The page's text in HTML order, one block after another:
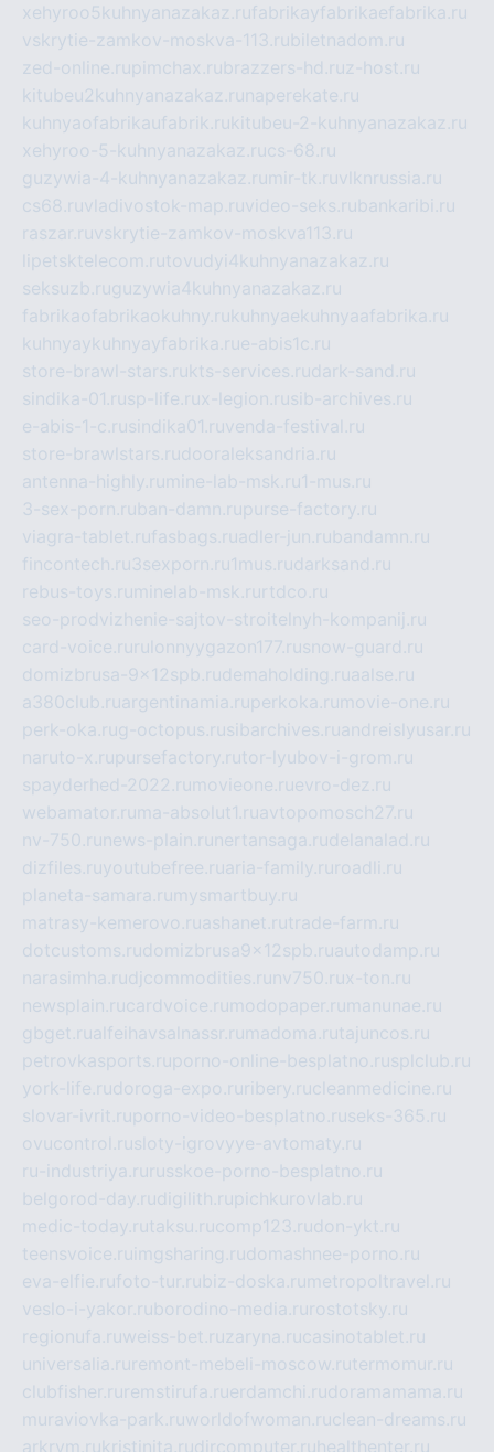
xehyroo5kuhnyanazakaz.rufabrikayfabrikaefabrika.ru
vskrytie-zamkov-moskva-113.rubiletnadom.ru
zed-online.rupimchax.rubrazzers-hd.ruz-host.ru
kitubeu2kuhnyanazakaz.ru naperekate.ru
kuhnyaofabrikaufabrik.rukitubeu-2-kuhnyanazakaz.ru
xehyroo-5-kuhnyanazakaz.rucs-68.ru
guzywia-4-kuhnyanazakaz.ru mir-tk.ruvlknrussia.ru
cs68.ruvladivostok-map.ruvideo-seks.rubankaribi.ru
raszar.ruvskrytie-zamkov-moskva113.ru
lipetsktelecom.rutovudyi4kuhnyanazakaz.ru
seksuzb.ruguzywia4kuhnyanazakaz.ru
fabrikaofabrikaokuhny.rukuhnyaekuhnyaafabrika.ru
kuhnyaykuhnyayfabrika.rue-abis1c.ru
store-brawl-stars.rukts-services.rudark-sand.ru
sindika-01.rusp-life.rux-legion.rusib-archives.ru
e-abis-1-c.rusindika01.ruvenda-festival.ru
store-brawlstars.rudooraleksandria.ru
antenna-highly.ru mine-lab-msk.ru1-mus.ru
3-sex-porn.ruban-damn.rupurse-factory.ru
viagra-tablet.rufasbags.ruadler-jun.rubandamn.ru
fincontech.ru3sexporn.ru1mus.rudarksand.ru
rebus-toys.ru minelab-msk.ru rtdco.ru
seo-prodvizhenie-sajtov-stroitelnyh-kompanij.ru
card-voice.ru rulonnyygazon177.rusnow-guard.ru
domizbrusa-9x12spb.rudemaholding.ruaalse.ru
a380club.ruargentinamia.ruperkoka.ru movie-one.ru
perk-oka.rug-octopus.rusibarchives.ruandreislyusar.ru
naruto-x.rupursefactory.rutor-lyubov-i-grom.ru
spayderhed-2022.ru movieone.ruevro-dez.ru
webamator.ru ma-absolut1.ruavtopomosch27.ru
nv-750.ru news-plain.ru nertansaga.rudelanalad.ru
dizfiles.ruyoutubefree.ruaria-family.ru roadli.ru
planeta-samara.ru mysmartbuy.ru
matrasy-kemerovo.ruashanet.rutrade-farm.ru
dotcustoms.rudomizbrusa9x12spb.ruautodamp.ru
narasimha.rudjcommodities.ru nv750.rux-ton.ru
newsplain.rucardvoice.ru modopaper.ru manunae.ru
gbget.rualfeihavsalnassr.ru madoma.rutajuncos.ru
petrovkasports.ruporno-online-besplatno.rusplclub.ru
york-life.rudoroga-expo.ru ribery.rucleanmedicine.ru
slovar-ivrit.ruporno-video-besplatno.ruseks-365.ru
ovucontrol.rusloty-igrovyye-avtomaty.ru
ru-industriya.ru russkoe-porno-besplatno.ru
belgorod-day.rudigilith.rupichkurovlab.ru
medic-today.rutaksu.rucomp123.rudon-ykt.ru
teensvoice.ru imgsharing.rudomashnee-porno.ru
eva-elfie.rufoto-tur.rubiz-doska.ru metropoltravel.ru
veslo-i-yakor.ruborodino-media.ru rostotsky.ru
regionufa.ruweiss-bet.ruzaryna.rucasinotablet.ru
universalia.ru remont-mebeli-moscow.rutermomur.ru
clubfisher.ru remstirufa.ruerdamchi.rudoramamama.ru
muraviovka-park.ruworldofwoman.ruclean-dreams.ru
arkrym.rukristinita.rudircomputer.ru healthenter.ru